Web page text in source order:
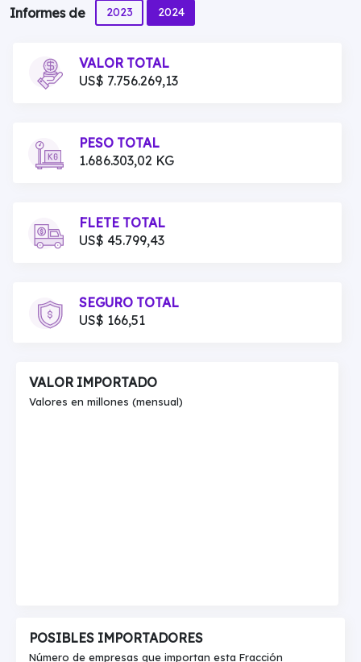
Informes de 2023 2024
VALOR TOTAL
US$ 7.756.269,13
PESO TOTAL
1.686.303,02 KG
FLETE TOTAL
US$ 45.799,43
SEGURO TOTAL
US$ 166,51
VALOR IMPORTADO
Valores en millones (mensual)
POSIBLES IMPORTADORES
Número de empresas que importan esta Fracción